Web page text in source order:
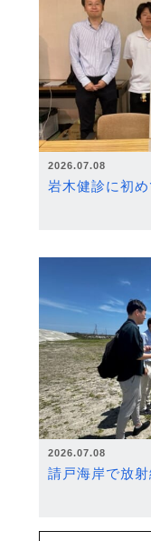
2026.07.08
岩木健診に初
2026.07.08
請戸海岸で放射